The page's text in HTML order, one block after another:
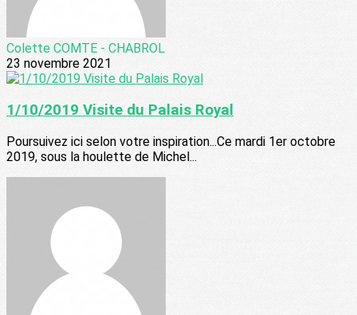
Colette COMTE - CHABROL
23 novembre 2021
1/10/2019 Visite du Palais Royal
Poursuivez ici selon votre inspiration...Ce mardi 1er octobre
2019, sous la houlette de Michel...